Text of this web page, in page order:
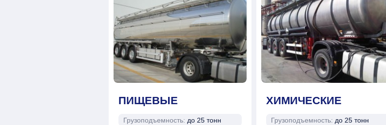
ПИЩЕВЫЕ
Грузоподъемность: до 25 тонн
ХИМИЧЕСКИЕ
Грузоподъемность: до 25 тонн